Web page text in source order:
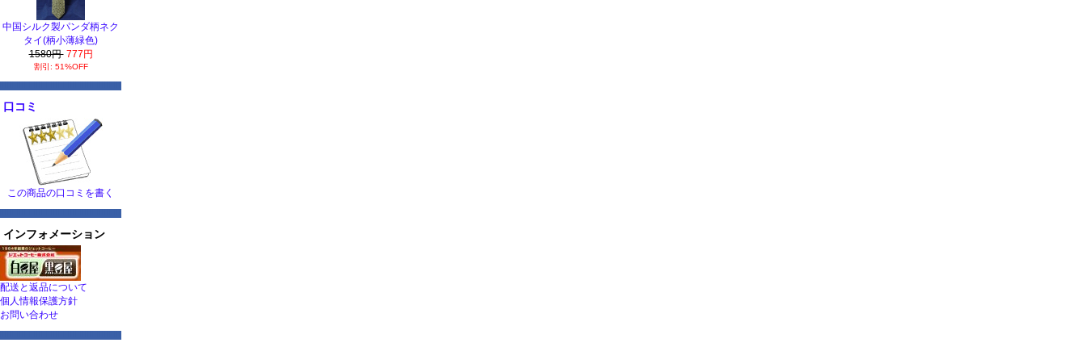
中国シルク製パンダ柄ネク
タイ(柄小薄緑色)
1580円 777円
割引: 51%OFF
口コミ
この商品の口コミを書く
インフォメーション
配送と返品について
個人情報保護方針
お問い合わせ